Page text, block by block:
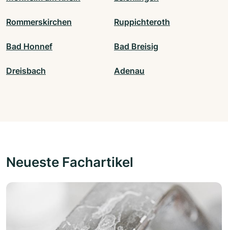
Rommerskirchen Ruppichteroth
Bad Honnef Bad Breisig
Dreisbach Adenau
Neueste Fachartikel